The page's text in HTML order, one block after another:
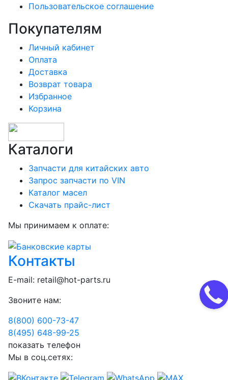
Пользовательское соглашение
Покупателям
Личный кабинет
Оплата
Доставка
Возврат товара
Избранное
Корзина
Каталоги
Запчасти для китайских авто
Запрос запчасти по VIN
Каталог масел
Скачать прайс-лист
Мы принимаем к оплате:
Контакты
E-mail: retail@hot-parts.ru
Звоните нам:
8(800) 600-73-47
8(495) 648-99-25
показать телефон
Мы в соц.сетях: